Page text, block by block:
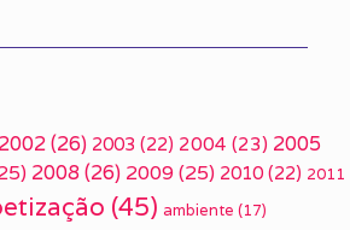
2002(26) 2003 (22) 2004 (23) 2005
2008(26) 2009(25) 2010 (22) 2011
(45) ambiente (17)